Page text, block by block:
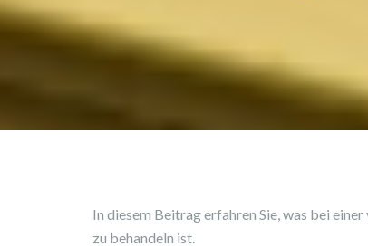
In diesem Beitrag erfahren Sie, was bei
zu behandeln ist.